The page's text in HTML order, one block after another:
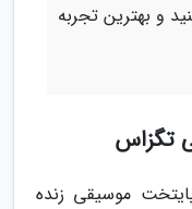
و بهترین تجربه
تگزاس
موسیقی زنده